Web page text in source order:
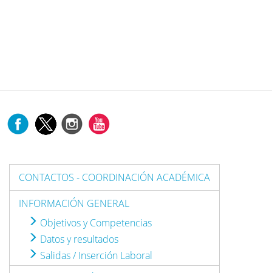
CONTACTOS - COORDINACIÓN ACADÉMICA
INFORMACIÓN GENERAL
Objetivos y Competencias
Datos y resultados
Salidas / Inserción Laboral